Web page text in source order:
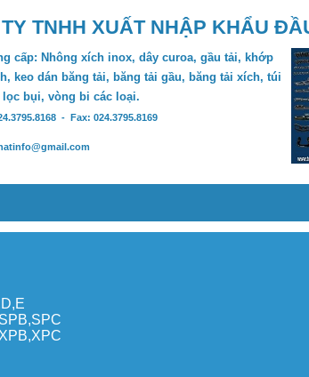
TNHH XUẤT NHẬP KHẨU
cấp: Nhông xích inox, dây curoa, gầu tải, khớp
keo dán băng tải, băng tải gầu, băng tải xích, túi
lọc bụi, vòng bi các loại.
- Fax: 024.3795.8169